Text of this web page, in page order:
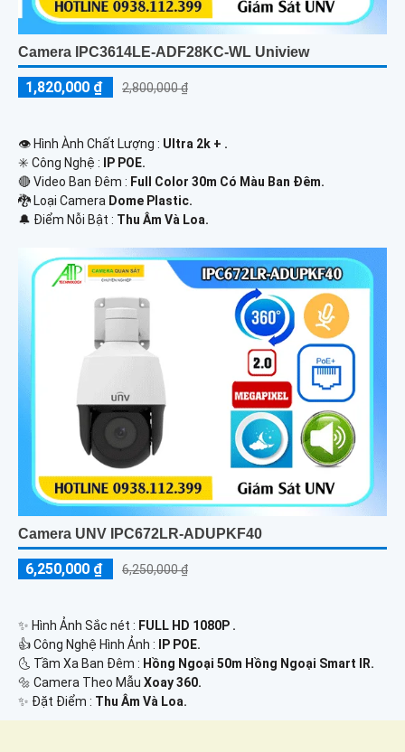
Camera IPC3614LE-ADF28KC-WL Uniview
1,820,000 ₫ 2,800,000 ₫
👁 Hình Ành Chất Lượng : Ultra 2k + .
✳️ Công Nghệ :
IP POE.
🔴 Video Ban Đêm : Full Color 30m Có Màu Ban Ðêm.
🐉️ Loại Camera Dome Plastic.
️🔔 Điểm Nỗi Bật : Thu Âm Và Loa.
Camera UNV IPC672LR-ADUPKF40
6,250,000 ₫ 6,250,000 ₫
✨ Hình Ảnh Sắc nét : FULL HD 1080P .
👍 Công Nghệ Hình Ảnh :
IP POE.
🌜 Tầm Xa Ban Đêm : Hồng Ngoại 50m Hồng Ngoại Smart IR.
🔩 Camera Theo Mẫu Xoay 360.
️✨ Đặt Điểm : Thu Âm Và Loa.